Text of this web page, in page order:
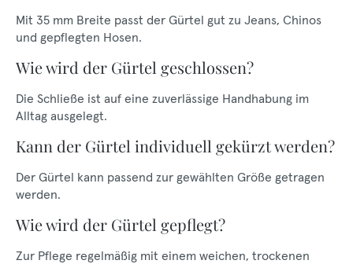
Mit 35 mm Breite passt der Gürtel gut zu Jeans, Chinos
und gepflegten Hosen.
Wie wird der Gürtel geschlossen?
Die Schließe ist auf eine zuverlässige Handhabung im
Alltag ausgelegt.
Kann der Gürtel individuell gekürzt werden?
Der Gürtel kann passend zur gewählten Größe getragen
werden.
Wie wird der Gürtel gepflegt?
Zur Pflege regelmäßig mit einem weichen, trockenen